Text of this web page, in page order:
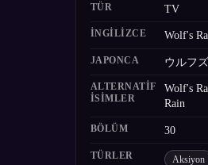
TÜR TV
İNGILIZCE Wolf's
JAPONCA ウルフ
ALTERNATIF
ISIMLER
Wolf's
Rain
BÖLÜM 30
TÜRLER Aksiyon